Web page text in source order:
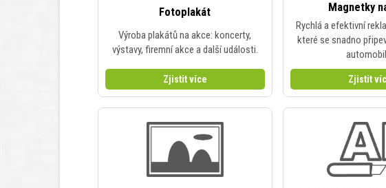
Fotoplakát
Výroba plakátů na akce: koncerty,
výstavy, firemní akce a další události.
Zjistit více
Magnetky
Rychlá a efektivní
které se snadno
Zjistit